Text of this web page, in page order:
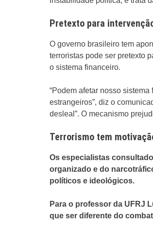
Pretexto para
O governo brasileiro tem
terroristas pode ser pretexto
o sistema financeiro.
“Podem afetar nosso
estrangeiros”, diz o
desleal”. O mecanismo
Terrorismo tem
Os especialistas
organizado e do
políticos e ideológicos.
Para o professor da UFRJ
que ser diferente do